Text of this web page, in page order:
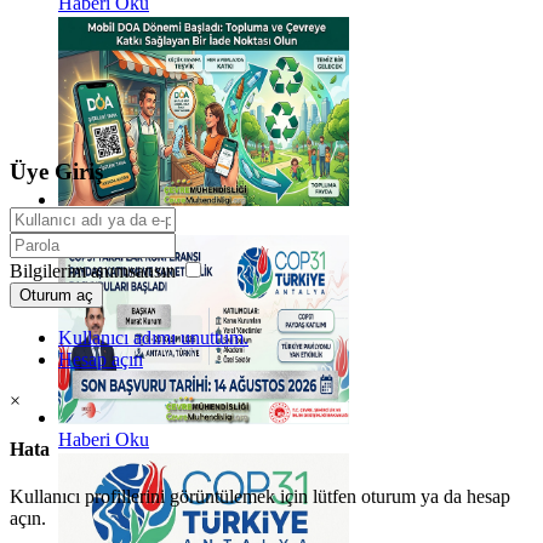
Haberi Oku
Haberi Oku
Üye Giriş
Bilgilerim anımsansın
Oturum aç
Kullanıcı adımı unuttum.
Hesap açın
×
Hata
Kullanıcı profillerini görüntülemek için lütfen oturum ya da hesap
açın.